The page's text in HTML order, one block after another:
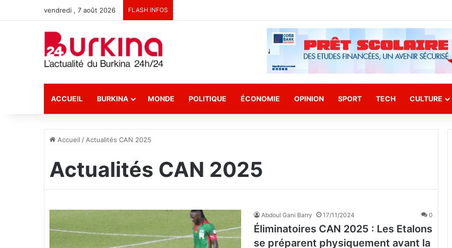
vendredi , 7 août 2026 FLASH INFOS
ACCUEIL BURKINA MONDE POLITIQUE ÉCONOMIE OPINION SPORT TECH CULTURE
Accueil / Actualités CAN 2025
Actualités CAN 2025
Abdoul Gani Barry 17/11/2024 0
Éliminatoires CAN 2025 : Les Etalons
se préparent physiquement avant la